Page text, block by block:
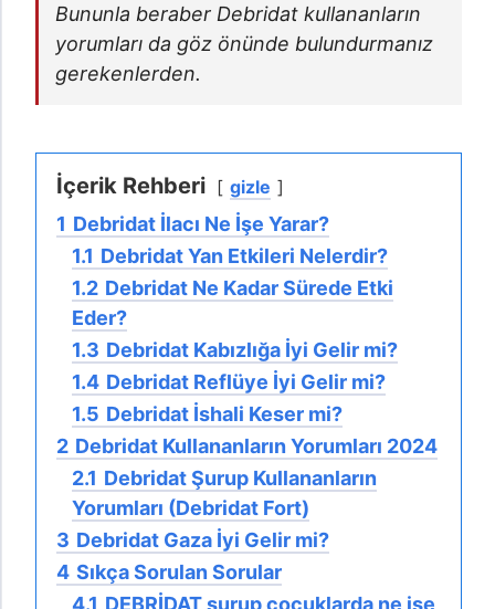
Bununla beraber Debridat kullananların
yorumları da göz önünde bulundurmanız
gerekenlerden.
İçerik Rehberi gizle
1 Debridat İlacı Ne İşe Yarar?
1.1 Debridat Yan Etkileri Nelerdir?
1.2 Debridat Ne Kadar Sürede Etki
Eder?
1.3 Debridat Kabızlığa İyi Gelir mi?
1.4 Debridat Reflüye İyi Gelir mi?
1.5 Debridat İshali Keser mi?
2 Debridat Kullananların Yorumları 2024
2.1 Debridat Şurup Kullananların
Yorumları (Debridat Fort)
3 Debridat Gaza İyi Gelir mi?
4 Sıkça Sorulan Sorular
4.1 DEBRİDAT şurup çocuklarda ne işe